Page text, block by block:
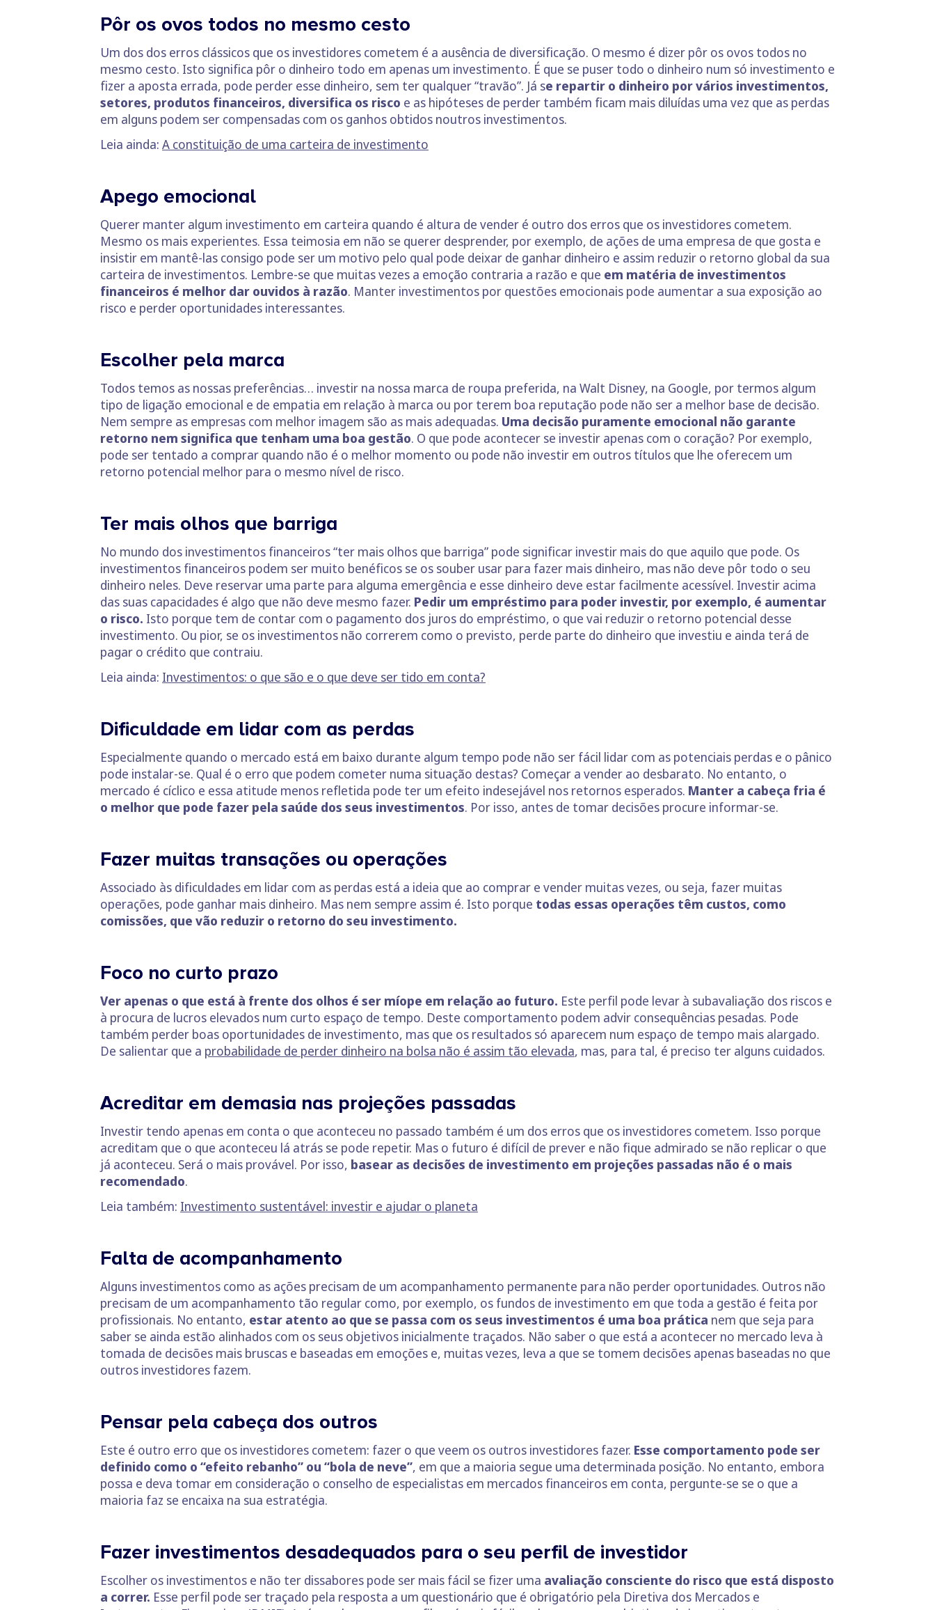
Pôr os ovos todos no mesmo cesto
Um dos dos erros clássicos que os investidores cometem é a ausência de diversificação. O mesmo é dizer pôr os ovos todos no
mesmo cesto. Isto significa pôr o dinheiro todo em apenas um investimento. É que se puser todo o dinheiro num só investimento e
fizer a aposta errada, pode perder esse dinheiro, sem ter qualquer “travão”. Já se repartir o dinheiro por vários investimentos,
setores, produtos financeiros, diversifica os risco e as hipóteses de perder também ficam mais diluídas uma vez que as perdas
em alguns podem ser compensadas com os ganhos obtidos noutros investimentos.
Leia ainda: A constituição de uma carteira de investimento
Apego emocional
Querer manter algum investimento em carteira quando é altura de vender é outro dos erros que os investidores cometem.
Mesmo os mais experientes. Essa teimosia em não se querer desprender, por exemplo, de ações de uma empresa de que gosta e
insistir em mantê-las consigo pode ser um motivo pelo qual pode deixar de ganhar dinheiro e assim reduzir o retorno global da sua
carteira de investimentos. Lembre-se que muitas vezes a emoção contraria a razão e que em matéria de investimentos
financeiros é melhor dar ouvidos à razão. Manter investimentos por questões emocionais pode aumentar a sua exposição ao
risco e perder oportunidades interessantes.
Escolher pela marca
Todos temos as nossas preferências… investir na nossa marca de roupa preferida, na Walt Disney, na Google, por termos algum
tipo de ligação emocional e de empatia em relação à marca ou por terem boa reputação pode não ser a melhor base de decisão.
Nem sempre as empresas com melhor imagem são as mais adequadas. Uma decisão puramente emocional não garante
retorno nem significa que tenham uma boa gestão. O que pode acontecer se investir apenas com o coração? Por exemplo,
pode ser tentado a comprar quando não é o melhor momento ou pode não investir em outros títulos que lhe oferecem um
retorno potencial melhor para o mesmo nível de risco.
Ter mais olhos que barriga
No mundo dos investimentos financeiros “ter mais olhos que barriga” pode significar investir mais do que aquilo que pode. Os
investimentos financeiros podem ser muito benéficos se os souber usar para fazer mais dinheiro, mas não deve pôr todo o seu
dinheiro neles. Deve reservar uma parte para alguma emergência e esse dinheiro deve estar facilmente acessível. Investir acima
das suas capacidades é algo que não deve mesmo fazer. Pedir um empréstimo para poder investir, por exemplo, é aumentar
o risco. Isto porque tem de contar com o pagamento dos juros do empréstimo, o que vai reduzir o retorno potencial desse
investimento. Ou pior, se os investimentos não correrem como o previsto, perde parte do dinheiro que investiu e ainda terá de
pagar o crédito que contraiu.
Leia ainda: Investimentos: o que são e o que deve ser tido em conta?
Dificuldade em lidar com as perdas
Especialmente quando o mercado está em baixo durante algum tempo pode não ser fácil lidar com as potenciais perdas e o pânico
pode instalar-se. Qual é o erro que podem cometer numa situação destas? Começar a vender ao desbarato. No entanto, o
mercado é cíclico e essa atitude menos refletida pode ter um efeito indesejável nos retornos esperados. Manter a cabeça fria é
o melhor que pode fazer pela saúde dos seus investimentos. Por isso, antes de tomar decisões procure informar-se.
Fazer muitas transações ou operações
Associado às dificuldades em lidar com as perdas está a ideia que ao comprar e vender muitas vezes, ou seja, fazer muitas
operações, pode ganhar mais dinheiro. Mas nem sempre assim é. Isto porque todas essas operações têm custos, como
comissões, que vão reduzir o retorno do seu investimento.
Foco no curto prazo
Ver apenas o que está à frente dos olhos é ser míope em relação ao futuro. Este perfil pode levar à subavaliação dos riscos e
à procura de lucros elevados num curto espaço de tempo. Deste comportamento podem advir consequências pesadas. Pode
também perder boas oportunidades de investimento, mas que os resultados só aparecem num espaço de tempo mais alargado.
De salientar que a probabilidade de perder dinheiro na bolsa não é assim tão elevada, mas, para tal, é preciso ter alguns cuidados.
Acreditar em demasia nas projeções passadas
Investir tendo apenas em conta o que aconteceu no passado também é um dos erros que os investidores cometem. Isso porque
acreditam que o que aconteceu lá atrás se pode repetir. Mas o futuro é difícil de prever e não fique admirado se não replicar o que
já aconteceu. Será o mais provável. Por isso, basear as decisões de investimento em projeções passadas não é o mais
recomendado.
Leia também: Investimento sustentável: investir e ajudar o planeta
Falta de acompanhamento
Alguns investimentos como as ações precisam de um acompanhamento permanente para não perder oportunidades. Outros não
precisam de um acompanhamento tão regular como, por exemplo, os fundos de investimento em que toda a gestão é feita por
profissionais. No entanto, estar atento ao que se passa com os seus investimentos é uma boa prática nem que seja para
saber se ainda estão alinhados com os seus objetivos inicialmente traçados. Não saber o que está a acontecer no mercado leva à
tomada de decisões mais bruscas e baseadas em emoções e, muitas vezes, leva a que se tomem decisões apenas baseadas no que
outros investidores fazem.
Pensar pela cabeça dos outros
Este é outro erro que os investidores cometem: fazer o que veem os outros investidores fazer. Esse comportamento pode ser
definido como o “efeito rebanho” ou “bola de neve”, em que a maioria segue uma determinada posição. No entanto, embora
possa e deva tomar em consideração o conselho de especialistas em mercados financeiros em conta, pergunte-se se o que a
maioria faz se encaixa na sua estratégia.
Fazer investimentos desadequados para o seu perfil de investidor
Escolher os investimentos e não ter dissabores pode ser mais fácil se fizer uma avaliação consciente do risco que está disposto
a correr. Esse perfil pode ser traçado pela resposta a um questionário que é obrigatório pela Diretiva dos Mercados e